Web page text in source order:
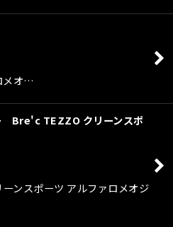
メオ…
Bre'c TEZZO クリーンスポ
ンスポーツ アルファロメオジ